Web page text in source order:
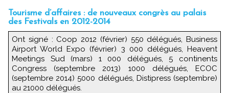
Tourisme d’affaires : de nouveaux congrès au palais
des Festivals en 2012-2014
Ont signé : Coop 2012 (février) 550 délégués, Business
Airport World Expo (février) 3 000 délégués, Heavent
Meetings Sud (mars) 1 000 délégués, 5 continents
Congress (septembre 2013) 1000 délégués, ECOC
(septembre 2014) 5000 délégués, Distipress (septembre)
au 21000 délégués.